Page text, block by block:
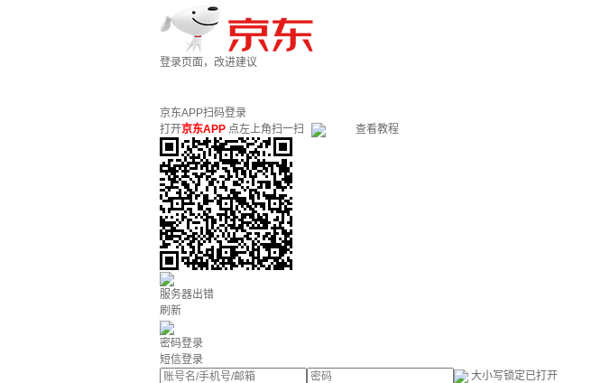
登录页面，改进建议
京东APP扫码登录
打开京东APP 点左上角扫一扫 查看教程
服务器出错
刷新
密码登录
短信登录
大小写锁定已打开